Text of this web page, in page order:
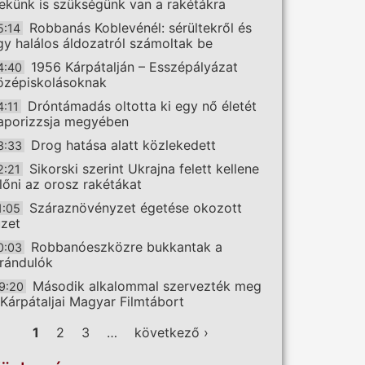
is szükségünk van a rakétákra
Robbanás Koblevénél: sérültekről és
halálos áldozatról számoltak be
1956 Kárpátalján – Esszépályázat
Dróntámadás oltotta ki egy nő életét
megyében
Drog hatása alatt közlekedett
Sikorski szerint Ukrajna felett kellene
az orosz rakétákat
Száraznövényzet égetése okozott
Robbanóeszközre bukkantak a
Második alkalommal szervezték meg
Magyar Filmtábort
Oldalak
1 2 3 … következő ›